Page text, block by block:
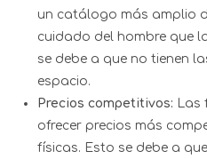
un catálogo más amplio
cuidado del hombre que
se debe a que no tienen
espacio.
Precios competitivos: Las
ofrecer precios más
físicas. Esto se debe a